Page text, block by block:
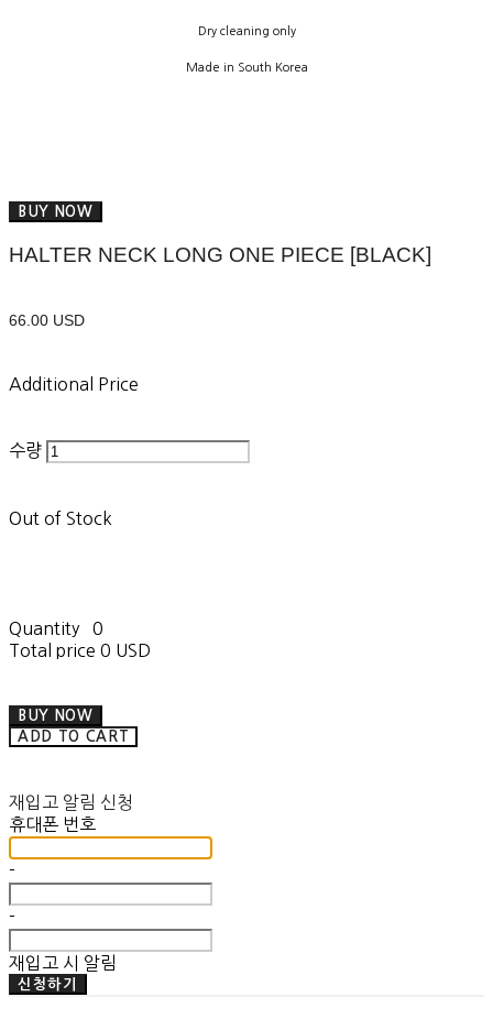
Dry cleaning only
Made in South Korea
BUY NOW
HALTER NECK LONG ONE PIECE [BLACK]
66.00 USD
Additional Price
수량
Out of Stock
Quantity
0
Total price 0 USD
BUY NOW
ADD TO CART
재입고 알림 신청
휴대폰 번호
-
-
재입고 시 알림
신청하기